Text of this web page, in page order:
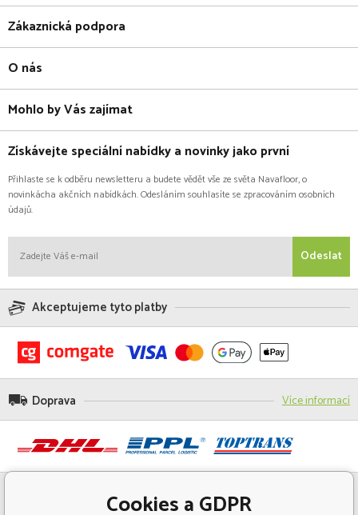
Zákaznická podpora
O nás
Mohlo by Vás zajímat
Získávejte speciální nabídky a novinky jako první
Přihlaste se k odběru newsletteru a budete vědět vše ze světa Navafloor, o
novinkácha akčních nabídkách. Odesláním souhlasíte se zpracováním osobních
údajů.
Odeslat
Akceptujeme tyto platby
Doprava Více informací
Cookies a GDPR